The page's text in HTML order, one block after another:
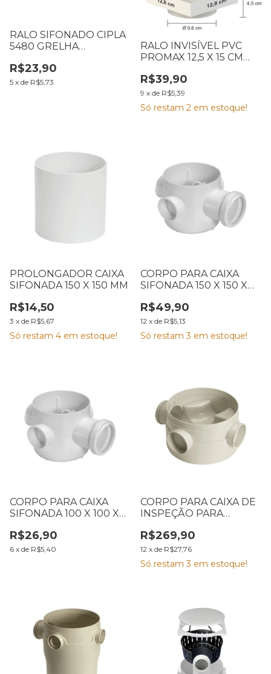
RALO SIFONADO CIPLA
5480 GRELHA
100MM
R$23,90
5 x de R$5,73
RALO INVISÍVEL PVC
PROMAX 12,5 X 15 CM
R$39,90
9 x de R$5,39
Só restam 2 em estoque!
PROLONGADOR CAIXA
SIFONADA 150 X 150 MM
R$14,50
3 x de R$5,67
Só restam 4 em estoque!
CORPO PARA CAIXA
SIFONADA 150 X 150 X
R$49,90
12 x de R$5,13
Só restam3 em estoque!
CORPO PARA CAIXA
SIFONADA 100 X 100 X
R$26,90
6 x de R$5,40
CORPO PARA CAIXA DE
INSPEÇÃO PARA
MM BEGE
R$269,90
12 x de R$27,76
Só restam3 em estoque!